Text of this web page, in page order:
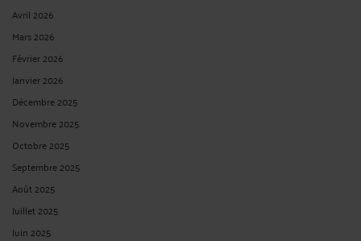
Avril 2026
Mars 2026
Février 2026
Janvier 2026
Décembre 2025
Novembre 2025
Octobre 2025
Septembre 2025
Août 2025
Juillet 2025
Juin 2025